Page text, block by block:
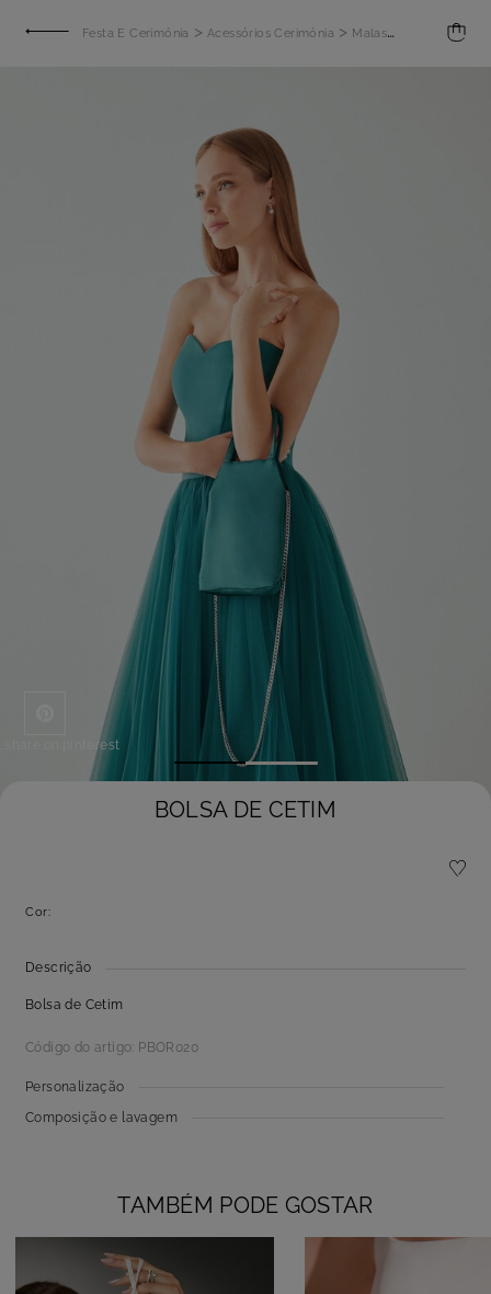
Festa E Cerimónia > Acessórios Cerimónia > Malas > Bolsa de
BOLSA DE CETIM
Cor:
Descrição
Bolsa de Cetim
Código do artigo: PBOR020
Personalização
Composição e lavagem
TAMBÉM PODE GOSTAR